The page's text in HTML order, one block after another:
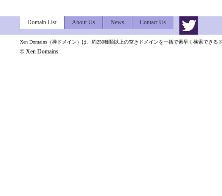
Domain List About Us News Contact Us
Xen Domains（禅ドメイン）は、約250種類以上の空きドメインを一括で素早く検索できる
© Xen Domains